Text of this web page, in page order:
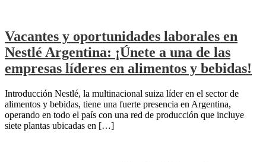
Vacantes y oportunidades laborales en
Nestlé Argentina: ¡Únete a una de las
empresas líderes en alimentos y bebidas!
Introducción Nestlé, la multinacional suiza líder en el sector de
alimentos y bebidas, tiene una fuerte presencia en Argentina,
operando en todo el país con una red de producción que incluye
siete plantas ubicadas en […]